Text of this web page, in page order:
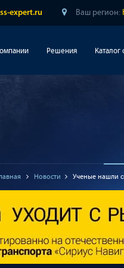
expert.ru Ваш регион:
Решения
Новости Ученые нашли